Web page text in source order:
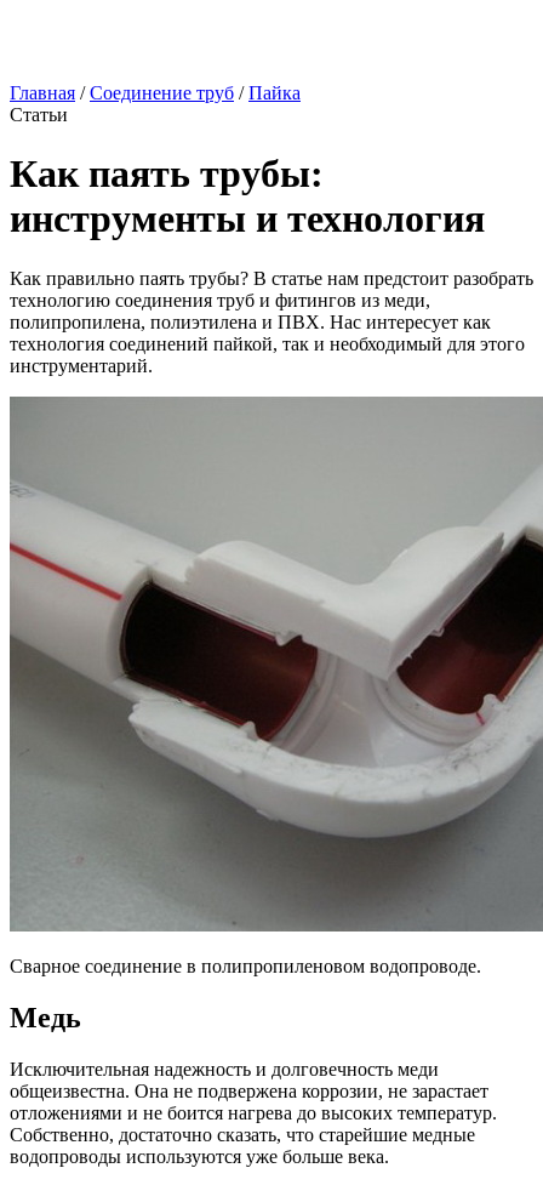
Главная /Соединение труб /Пайка
Статьи
Как паять трубы:
инструменты и технология
Как правильно паять трубы? В статье нам предстоит разобрать
технологию соединения труб и фитингов из меди,
полипропилена, полиэтилена и ПВХ. Нас интересует как
технология соединений пайкой, так и необходимый для этого
инструментарий.
Сварное соединение в полипропиленовом водопроводе.
Медь
Исключительная надежность и долговечность меди
общеизвестна. Она не подвержена коррозии, не зарастает
отложениями и не боится нагрева до высоких температур.
Собственно, достаточно сказать, что старейшие медные
водопроводы используются уже больше века.